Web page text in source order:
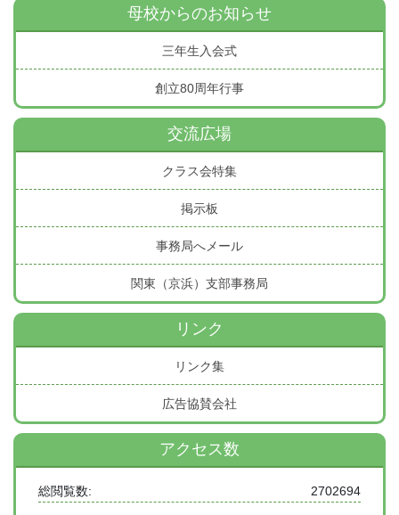
母校からのお知らせ
三年生入会式
創立80周年行事
交流広場
クラス会特集
掲示板
事務局へメール
関東（京浜）支部事務局
リンク
リンク集
広告協賛会社
アクセス数
2702694
総閲覧数: